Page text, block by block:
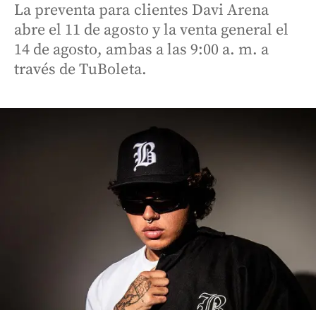
La preventa para clientes Davi Arena
abre el 11 de agosto y la venta general el
14 de agosto, ambas a las 9:00 a. m. a
través de TuBoleta.